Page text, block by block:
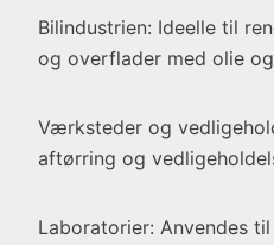
Bilindustrien: Ideelle til
og overflader med olie
Værksteder og
aftørring og
Laboratorier: Anvendes